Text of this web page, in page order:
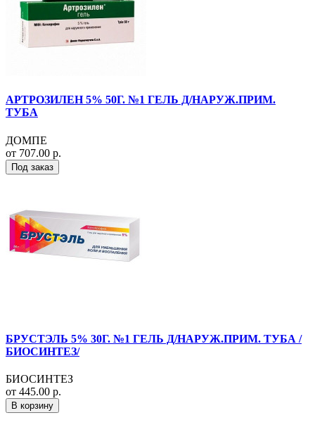
АРТРОЗИЛЕН 5% 50Г. №1 ГЕЛЬ Д/НАРУЖ.ПРИМ.
ТУБА
ДОМПЕ
от 707.00 р.
Под заказ
БРУСТЭЛЬ 5% 30Г. №1 ГЕЛЬ Д/НАРУЖ.ПРИМ. ТУБА /
БИОСИНТЕЗ/
БИОСИНТЕЗ
от 445.00 р.
В корзину